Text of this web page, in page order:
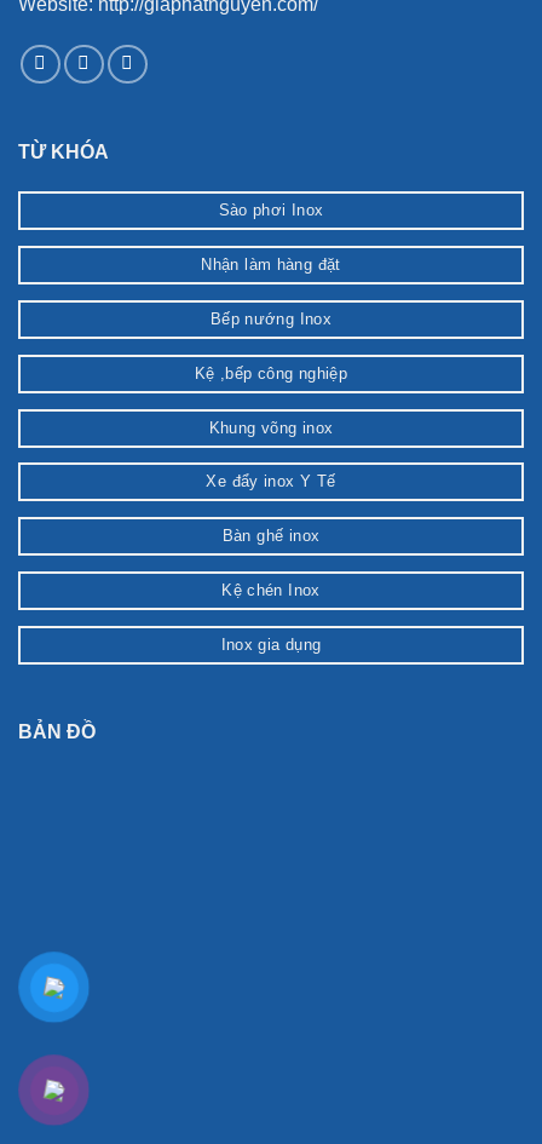
TỪ KHÓA
Sào phơi Inox
Nhận làm hàng đặt
Bếp nướng Inox
Kệ ,bếp công nghiệp
Khung võng inox
Xe đẩy inox Y Tế
Bàn ghế inox
Kệ chén Inox
Inox gia dụng
BẢN ĐỒ